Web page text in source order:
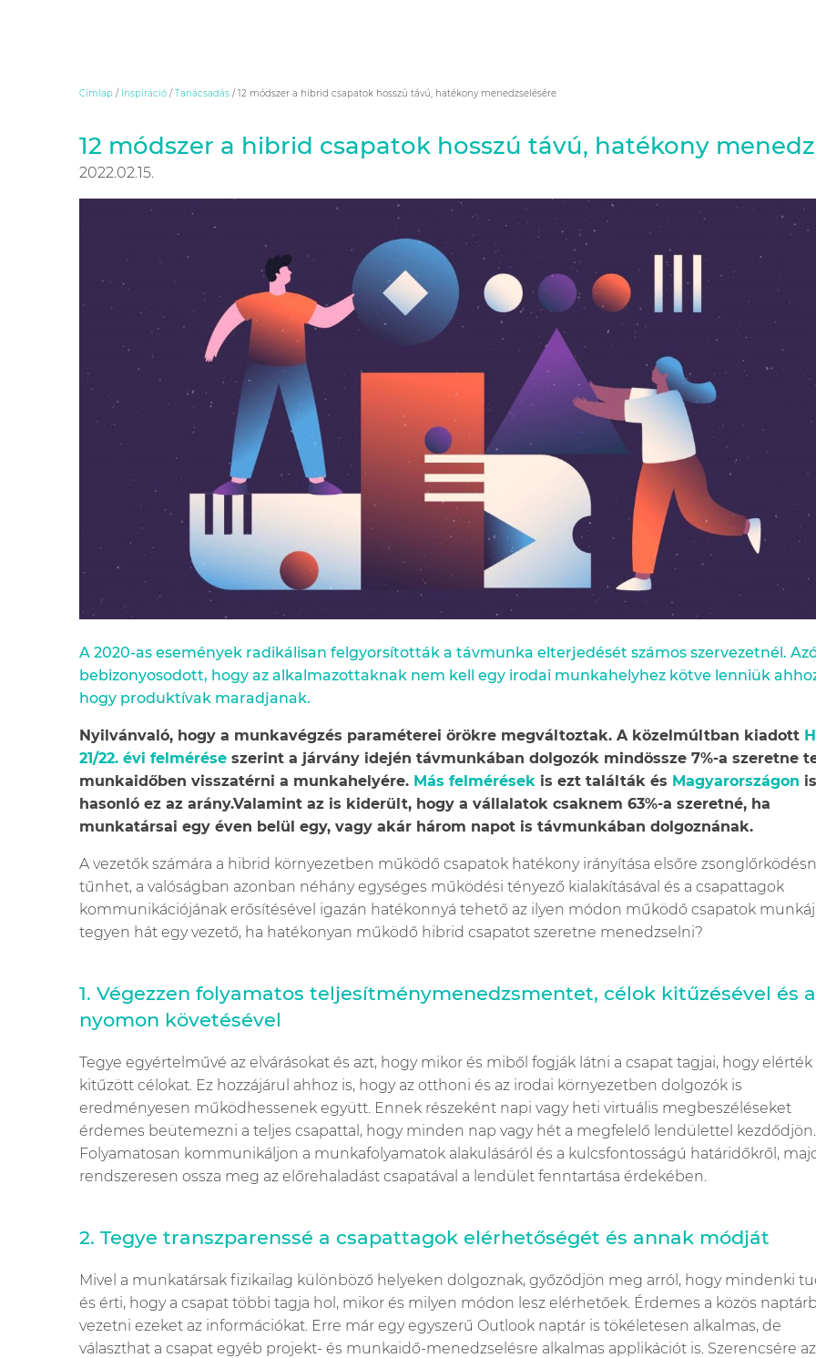
Címlap / Inspiráció /Tanácsadás /12 módszer a hibrid csapatok hosszú távú, hatékony menedzselésére
12 módszer a hibrid csapatok hosszú távú, hatékony
2022.02.15.
A 2020-as események radikálisan felgyorsították a távmunka elterjedését számos szervezetnél.
bebizonyosodott, hogy az alkalmazottaknak nem kell egy irodai munkahelyhez kötve lenniük
hogy produktívak maradjanak.
Nyilvánvaló, hogy a munkavégzés paraméterei örökre megváltoztak. A közelmúltban kiadott
21/22. évi felmérése szerint a járvány idején távmunkában dolgozók mindössze 7%-a szeretne
munkaidőben visszatérni a munkahelyére. Más felmérések is ezt találták és Magyarországon is
hasonló ez az arány.Valamint az is kiderült, hogy a vállalatok csaknem 63%-a szeretné, ha
munkatársai egy éven belül egy, vagy akár három napot is távmunkában dolgoznának.
A vezetők számára a hibrid környezetben működő csapatok hatékony irányítása elsőre
tűnhet, a valóságban azonban néhány egységes működési tényező kialakításával és a csapattagok
kommunikációjának erősítésével igazán hatékonnyá tehető az ilyen módon működő csapatok
tegyen hát egy vezető, ha hatékonyan működő hibrid csapatot szeretne menedzselni?
1. Végezzen folyamatos teljesítménymenedzsmentet, célok kitűzésével és
nyomon követésével
Tegye egyértelművé az elvárásokat és azt, hogy mikor és miből fogják látni a csapat tagjai, hogy elérték
kitűzött célokat. Ez hozzájárul ahhoz is, hogy az otthoni és az irodai környezetben dolgozók is
eredményesen működhessenek együtt. Ennek részeként napi vagy heti virtuális megbeszéléseket
érdemes beütemezni a teljes csapattal, hogy minden nap vagy hét a megfelelő lendülettel kezdődjön.
Folyamatosan kommunikáljon a munkafolyamatok alakulásáról és a kulcsfontosságú határidőkről,
rendszeresen ossza meg az előrehaladást csapatával a lendület fenntartása érdekében.
2. Tegye transzparenssé a csapattagok elérhetőségét és annak módját
Mivel a munkatársak fizikailag különböző helyeken dolgoznak, győződjön meg arról, hogy mindenki
és érti, hogy a csapat többi tagja hol, mikor és milyen módon lesz elérhetőek. Érdemes a közös
vezetni ezeket az információkat. Erre már egy egyszerű Outlook naptár is tökéletesen alkalmas, de
választhat a csapat egyéb projekt- és munkaidő-menedzselésre alkalmas applikációt is. Szerencsére az